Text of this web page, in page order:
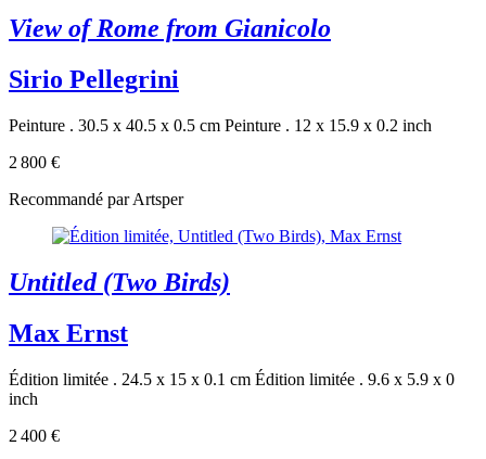
View of Rome from Gianicolo
Sirio Pellegrini
Peinture . 30.5 x 40.5 x 0.5 cm Peinture . 12 x 15.9 x 0.2 inch
2 800 €
Recommandé par Artsper
Untitled (Two Birds)
Max Ernst
Édition limitée . 24.5 x 15 x 0.1 cm Édition limitée . 9.6 x 5.9 x 0
inch
2 400 €